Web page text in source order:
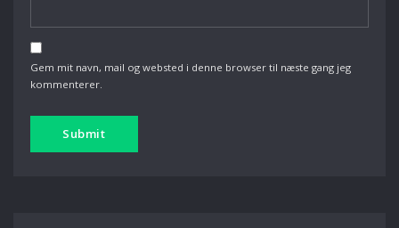
Gem mit navn, mail og websted i denne browser til næste gang jeg
kommenterer.